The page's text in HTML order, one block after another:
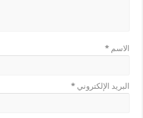
الاسم*
البريد الإلكتروني*